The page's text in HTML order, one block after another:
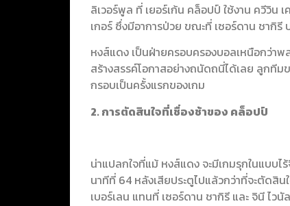
ลิเวอร์พูล ที่ เยอร์เก้น คล็อปป์ ใช้งาน ควีวิน
เกอร์ ซึ่งมีอาการป่วย ขณะที่ เซอร์ดาน ชากิรี
หงส์แดง เป็นฝ่ายครอบครองบอลเหนือกว่า
สร้างสรรค์โอกาสอย่างถนัดถนี่ได้เลย ลูกทีม
กรอบเป็นครั้งแรกของเกม
2. การตัดสินใจที่เชื่องช้าของ คล็อปป์
น่าแปลกใจที่แม้ หงส์แดง จะมีเกมรุกในแบบ
นาทีที่ 64 หลังเสียประตูไปแล้วกว่าที่จะตัดสิ
เบอร์เลน แทนที่ เซอร์ดาน ชากิรี และ จินี ไว